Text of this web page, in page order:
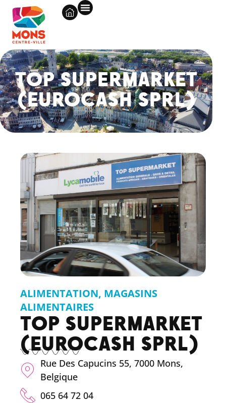
TOP SUPERMARKET
(EUROCASH SPRL)
ALIMENTATION, MAGASINS
ALIMENTAIRES
TOP SUPERMARKET
(EUROCASH SPRL)
Rue Des Capucins 55, 7000 Mons,
Belgique
065 64 72 04